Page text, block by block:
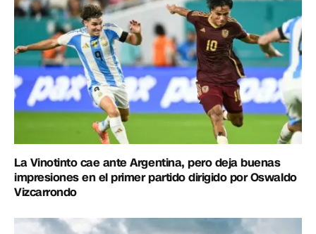
La Vinotinto cae ante Argentina, pero deja buenas
impresiones en el primer partido dirigido por Oswaldo
Vizcarrondo